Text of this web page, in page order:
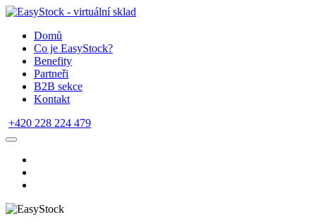
Domů
Co je EasyStock?
Benefity
Partneři
B2B sekce
Kontakt
+420 228 224 479